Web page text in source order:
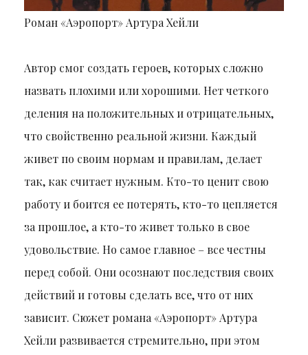
Роман «Аэропорт» Артура Хейли
Автор смог создать героев, которых сложно
назвать плохими или хорошими. Нет четкого
деления на положительных и отрицательных,
что свойственно реальной жизни. Каждый
живет по своим нормам и правилам, делает
так, как считает нужным. Кто-то ценит свою
работу и боится ее потерять, кто-то цепляется
за прошлое, а кто-то живет только в свое
удовольствие. Но самое главное – все честны
перед собой. Они осознают последствия своих
действий и готовы сделать все, что от них
зависит. Сюжет романа «Аэропорт» Артура
Хейли развивается стремительно, при этом